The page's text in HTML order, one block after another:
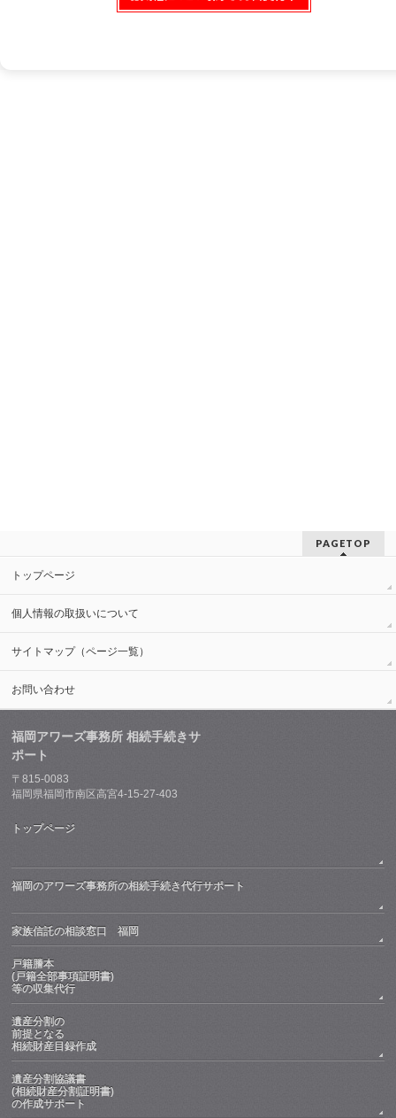
PAGETOP
トップページ
個人情報の取扱いについて
サイトマップ（ページ一覧）
お問い合わせ
福岡アワーズ事務所 相続手続きサ
ポート
〒815-0083
福岡県福岡市南区高宮4-15-27-403
トップページ
福岡のアワーズ事務所の相続手続き代行サポート
家族信託の相談窓口 福岡
戸籍謄本
(戸籍全部事項証明書)
等の収集代行
遺産分割の
前提となる
相続財産目録作成
遺産分割協議書
(相続財産分割証明書)
の作成サポート